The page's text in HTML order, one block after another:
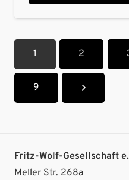
1 2
9
Fritz-Wolf-Gesellschaft e.
Meller Str. 268a